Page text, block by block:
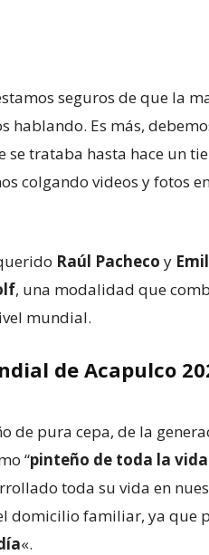
seguros de que la
hablando. Es más,
se trataba hasta hace un
colgando videos y fotos
Raúl Pacheco y
, una modalidad que
mundial.
de Acapulco
de pura cepa, de la
“pinteño de toda la
toda su vida en
domicilio familiar, ya que
«.